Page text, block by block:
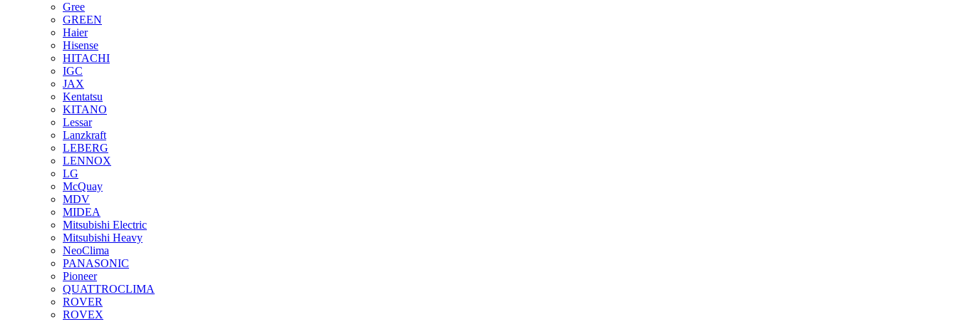
Gree
GREEN
Haier
Hisense
HITACHI
IGC
JAX
Kentatsu
KITANO
Lessar
Lanzkraft
LEBERG
LENNOX
LG
McQuay
MDV
MIDEA
Mitsubishi Electric
Mitsubishi Heavy
NeoClima
PANASONIC
Pioneer
QUATTROCLIMA
ROVER
ROVEX